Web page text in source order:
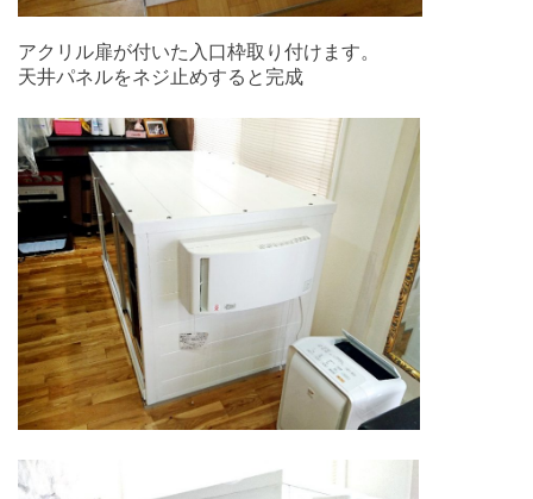
アクリル扉が付いた入口枠取り付けます。
天井パネルをネジ止めすると完成